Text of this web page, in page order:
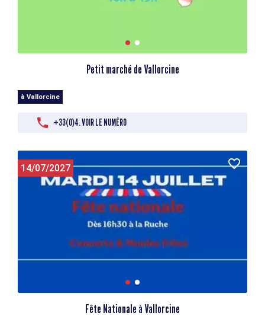
Petit marché de Vallorcine
à Vallorcine
+33(0)4. VOIR LE NUMÉRO
14/07/2027
Fête Nationale à Vallorcine